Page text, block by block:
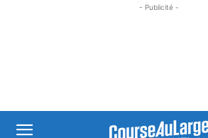
- Publicité -